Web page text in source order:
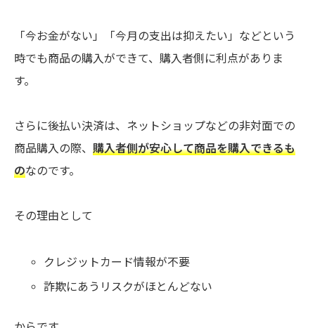
「今お金がない」「今月の支出は抑えたい」などという
時でも商品の購入ができて、購入者側に利点がありま
す。
さらに後払い決済は、ネットショップなどの非対面での
商品購入の際、 購入者側が安心して商品を購入できるも
のなのです。
その理由として
クレジットカード情報が不要
詐欺にあうリスクがほとんどない